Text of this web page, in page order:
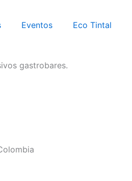
Eventos Eco Tintal
gastrobares.